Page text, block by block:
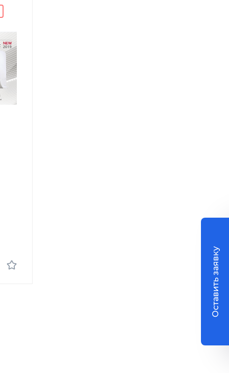
Оставить заявку